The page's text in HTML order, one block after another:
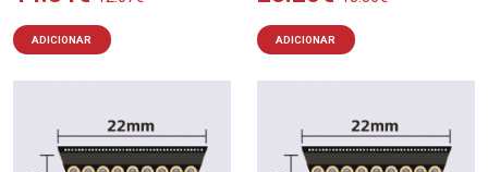
ADICIONAR ADICIONAR